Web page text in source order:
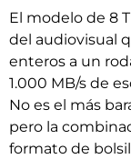
El modelo de 8
del audiovisual
enteros a un
1.000 MB/s de
No es el más
pero la
formato de